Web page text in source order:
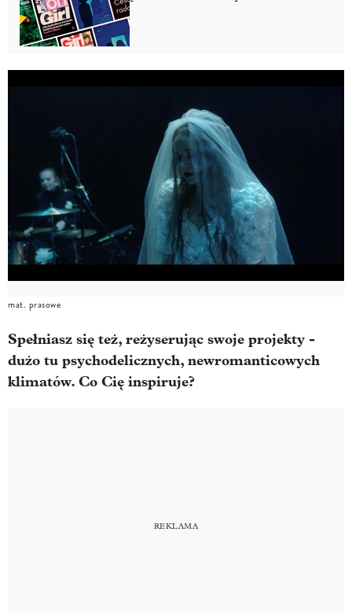
mat. prasowe
Spełniasz się też, reżyserując swoje projekty -
dużo tu psychodelicznych, newromanticowych
klimatów. Co Cię inspiruje?